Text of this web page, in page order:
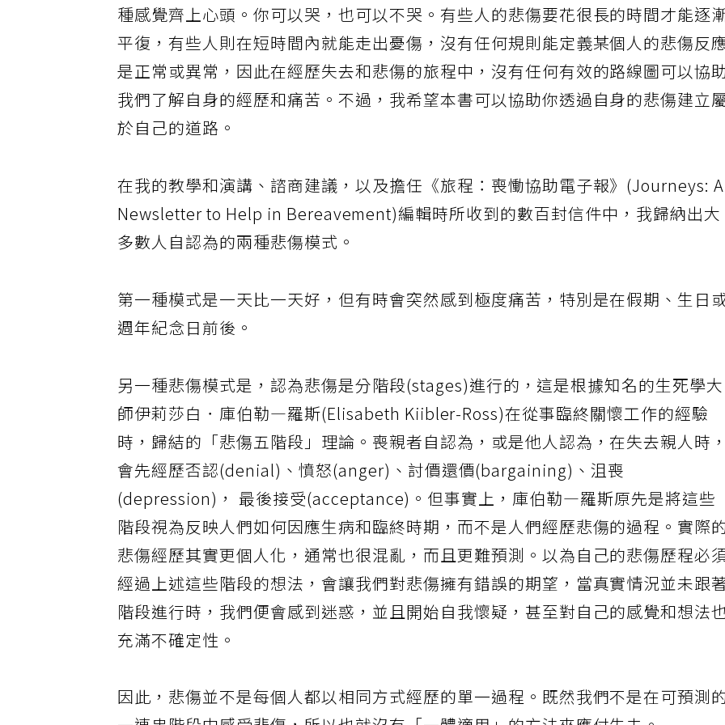
種感覺齊上心頭。你可以哭，也可以不哭。有些人的悲傷要花很長的時間才能逐漸
平復，有些人則在短時間內就能走出憂傷，沒有任何規則能定義某個人的悲傷反
是正常或異常，因此在經歷失去和悲傷的旅程中，沒有任何有效的路線圖可以協助
我們了解自身的經歷和痛苦。不過，我希望本書可以協助你透過自身的悲傷建立
於自己的道路。
在我的教學和演講、諮商建議，以及擔任《旅程：喪慟協助電子報》(Journeys: A
Newsletter to Help in Bereavement)編輯時所收到的數百封信件中，我歸納出大
多數人自認為的兩種悲傷模式。
第一種模式是一天比一天好，但有時會突然感到極度痛苦，特別是在假期、生日
週年紀念日前後。
另一種悲傷模式是，認為悲傷是分階段(stages)進行的，這是根據知名的生死學大
師伊莉莎白．庫伯勒—羅斯(Elisabeth Kiibler-Ross)在從事臨終關懷工作的經驗
時，歸結的「悲傷五階段」理論。喪親者自認為，或是他人認為，在失去親人時，
會先經歷否認(denial)、憤怒(anger)、討價還價(bargaining)、沮喪
(depression)， 最後接受(acceptance)。但事實上，庫伯勒—羅斯原先是將這些
階段視為反映人們如何因應生病和臨終時期，而不是人們經歷悲傷的過程。實際的
悲傷經歷其實更個人化，通常也很混亂，而且更難預測。以為自己的悲傷歷程必
經過上述這些階段的想法，會讓我們對悲傷擁有錯誤的期望，當真實情況並未跟著
階段進行時，我們便會感到迷惑，並且開始自我懷疑，甚至對自己的感覺和想法
充滿不確定性。
因此，悲傷並不是每個人都以相同方式經歷的單一過程。既然我們不是在可預測的